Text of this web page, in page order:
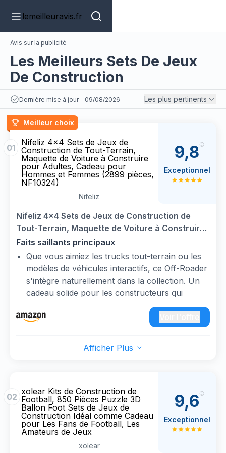
lemeilleuravis.fr
Avis sur la publicité
Les Meilleurs Sets De Jeux
De Construction
Dernière mise à jour - 09/08/2026 Les plus pertinents
Meilleur choix
01
Nifeliz 4x4 Sets de Jeux de
Construction de Tout-Terrain,
Maquette de Voiture à Construire
pour Adultes, Cadeau pour
Hommes et Femmes (2899 pièces,
NF10324)
Nifeliz
Nifeliz 4x4 Sets de Jeux de Construction de
Tout-Terrain, Maquette de Voiture à Construire
pour Adultes, Cadeau pour Hommes et Femmes
(2899 pièces, NF10324)
Faits saillants principaux
Que vous aimiez les trucks tout-terrain ou les
modèles de véhicules interactifs, ce Off-Roader
s'intègre naturellement dans la collection. Un
cadeau solide pour les constructeurs qui
apprécient les détails robustes et les
mouvements réalistes.
Le capot, les portes et la hayon arrière
Appuyez sur la carrosserie et sentez la
Faites avancer ce truck et le moteur quatre
cylindres en ligne se met en mouvement à
l'intérieur. Tournez le volant et les roues avant
suivent. Des mouvements simples qui lui
Changez entre haute et basse vitesse, marche
9,8
Exceptionnel
Afficher Plus
02
xolear Kits de Construction de
Football, 850 Pièces Puzzle 3D
Ballon Foot Sets de Jeux de
Construction Idéal comme Cadeau
pour Les Fans de Football, Les
Amateurs de Jeux
xolear
9,6
Exceptionnel